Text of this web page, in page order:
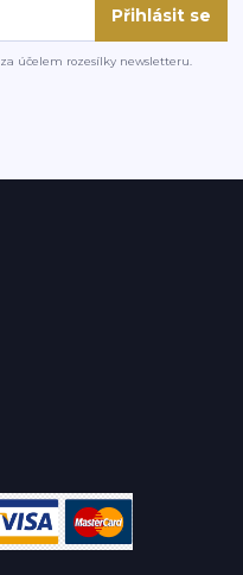
Přihlásit se
za účelem rozesílky newsletteru.